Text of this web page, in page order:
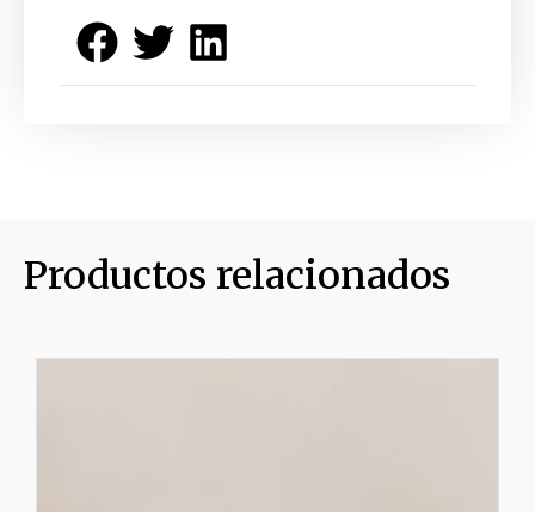
Productos relacionados